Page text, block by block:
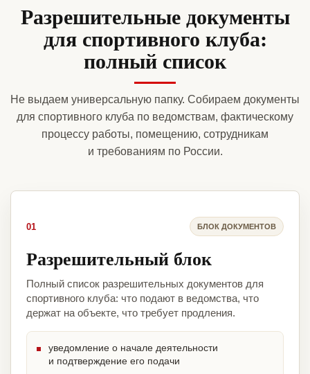
Разрешительные документы
для спортивного клуба:
полный список
Не выдаем универсальную папку. Собираем документы
для спортивного клуба по ведомствам, фактическому
процессу работы, помещению, сотрудникам
и требованиям по России.
01 БЛОК ДОКУМЕНТОВ
Разрешительный блок
Полный список разрешительных документов для
спортивного клуба: что подают в ведомства, что
держат на объекте, что требует продления.
уведомление о начале деятельности
и подтверждение его подачи